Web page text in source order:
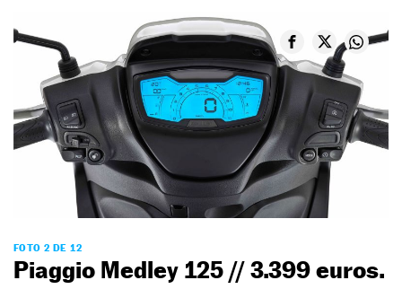
FOTO 2 DE 12
Piaggio Medley 125 // 3.399 euros.